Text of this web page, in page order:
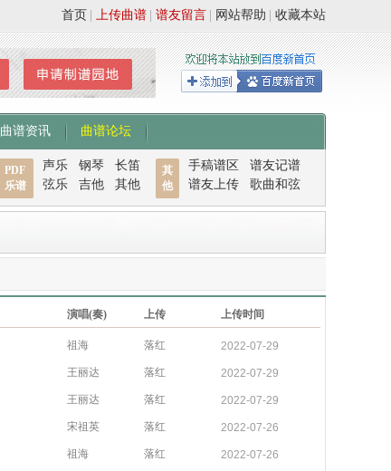
收藏本站
网站帮助
谱友留言
上传曲谱
首页
曲谱资讯 曲谱论坛
PDF
乐谱
声乐 钢琴
长笛
弦乐
吉他 其他
其
他
手稿谱区
谱友记谱
谱友上传
歌曲和弦
演唱(奏) 上传 上传时间
祖海 落红 2022-07-29
王丽达 落红 2022-07-29
王丽达 落红 2022-07-29
宋祖英 落红 2022-07-26
祖海 落红 2022-07-26